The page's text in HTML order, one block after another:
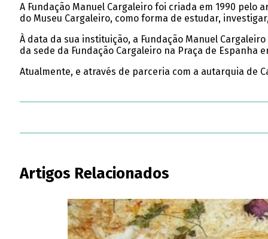
A Fundação Manuel Cargaleiro foi criada em 1990
do Museu Cargaleiro, como forma de estudar,
À data da sua instituição, a Fundação Manuel
da sede da Fundação Cargaleiro na Praça de Espanha
Atualmente, e através de parceria com a autarquia de
Artigos Relacionados